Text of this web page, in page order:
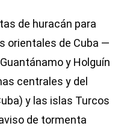
de huracán para
orientales de Cuba —
y Holguín
centrales y del
y las islas Turcos
de tormenta